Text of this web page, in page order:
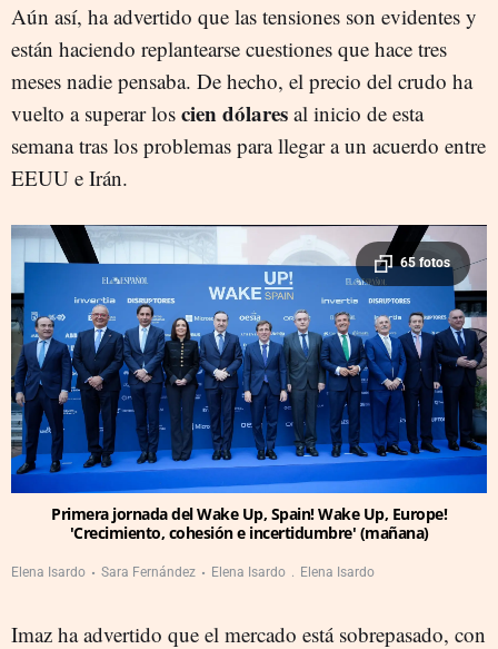
Aún así, ha advertido que las tensiones son evidentes y
están haciendo replantearse cuestiones que hace tres
meses nadie pensaba. De hecho, el precio del crudo ha
vuelto a superar los cien dólares al inicio de esta
semana tras los problemas para llegar a un acuerdo entre
EEUU e Irán.
65 fotos
Primera jornada del Wake Up, Spain! Wake Up, Europe!
'Crecimiento, cohesión e incertidumbre' (mañana)
Elena Isardo Sara Fernández Elena Isardo Elena Isardo
Imaz ha advertido que el mercado está sobrepasado, con